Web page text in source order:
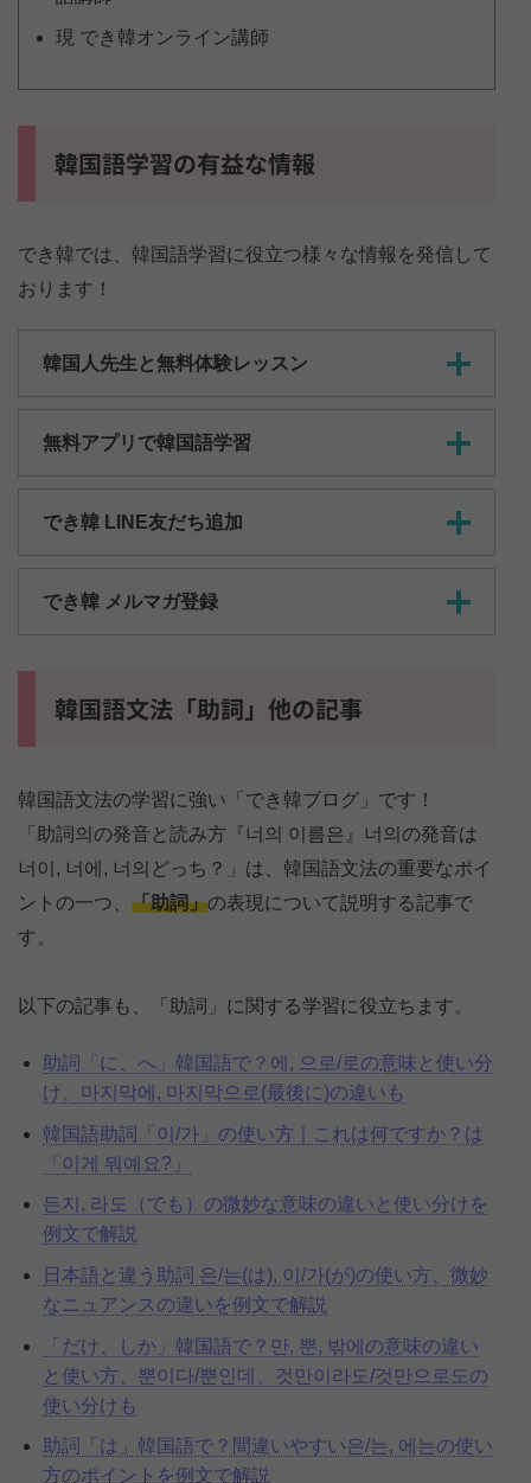
現 でき韓オンライン講師
韓国語学習の有益な情報
でき韓では、韓国語学習に役立つ様々な情報を発信して
おります！
韓国人先生と無料体験レッスン
無料アプリで韓国語学習
でき韓 LINE友だち追加
でき韓 メルマガ登録
韓国語文法「助詞」他の記事
韓国語文法の学習に強い「でき韓ブログ」です！
「助詞의の発音と読み方『너의 이름은』너의の発音は
너이, 너에, 너의どっち？」は、韓国語文法の重要なポイ
ントの一つ、 「助詞」の表現について説明する記事で
す。
以下の記事も、「助詞」に関する学習に役立ちます。
助詞「に、へ」韓国語で？에, 으로/로の意味と使い分
け、마지막에, 마지막으로(最後に)の違いも
韓国語助詞「이/가」の使い方｜これは何ですか？は
「이게 뭐예요?」
든지, 라도（でも）の微妙な意味の違いと使い分けを
例文で解説
日本語と違う助詞 은/는(は), 이/가(が)の使い方、微妙
なニュアンスの違いを例文で解説
「だけ、しか」韓国語で？만, 뿐, 밖에の意味の違い
と使い方、뿐이다/뿐인데、것만이라도/것만으로도の
使い分けも
助詞「は」韓国語で？間違いやすい은/는, 에는の使い
方のポイントを例文で解説